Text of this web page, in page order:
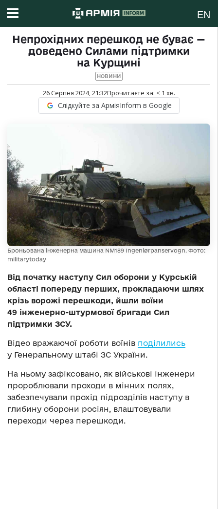
EN
Непрохідних перешкод не буває —
доведено Силами підтримки
на Курщині
НОВИНИ
26 Серпня 2024, 21:32Прочитаєте за: < 1 хв.
Слідкуйте за АрміяInform в Google
Броньована інженерна машина NM189 Ingeniørpanservogn. Фото:
militarytoday
Від початку наступу Сил оборони у Курській
області попереду перших, прокладаючи шлях
крізь ворожі перешкоди, йшли воїни
49 інженерно-штурмової бригади Сил
підтримки ЗСУ.
Відео вражаючої роботи воїнів поділились
у Генеральному штабі ЗС України.
На ньому зафіксовано, як військові інженери
пророблювали проходи в мінних полях,
забезпечували прохід підрозділів наступу в
глибину оборони росіян, влаштовували
переходи через перешкоди.